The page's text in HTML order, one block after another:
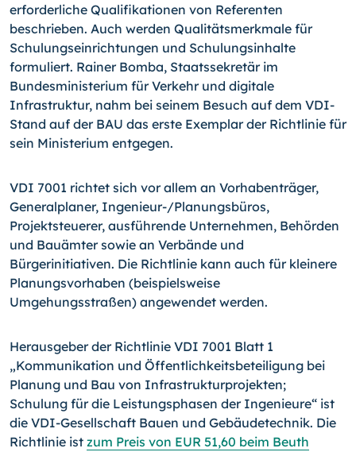
erforderliche Qualifikationen von Referenten
beschrieben. Auch werden Qualitätsmerkmale für
Schulungseinrichtungen und Schulungsinhalte
formuliert. Rainer Bomba, Staatssekretär im
Bundesministerium für Verkehr und digitale
Infrastruktur, nahm bei seinem Besuch auf dem VDI-
Stand auf der BAU das erste Exemplar der Richtlinie für
sein Ministerium entgegen.
VDI 7001 richtet sich vor allem an Vorhabenträger,
Generalplaner, Ingenieur-/Pla­nungsbüros,
Projektsteuerer, ausführende Unternehmen, Behörden
und Bauämter so­wie an Verbände und
Bürgerinitiativen. Die Richtlinie kann auch für kleinere
Planungs­vorhaben (beispielsweise
Umgehungsstraßen) angewendet werden.
Herausgeber der Richtlinie VDI 7001 Blatt 1
„Kommunikation und Öffentlichkeitsbetei­ligung bei
Planung und Bau von Infrastrukturprojekten;
Schulung für die Leistungspha­sen der Ingenieure“ ist
die VDI-Gesellschaft Bauen und Gebäudetechnik. Die
Richtlinie ist zum Preis von EUR 51,60 beim Beuth